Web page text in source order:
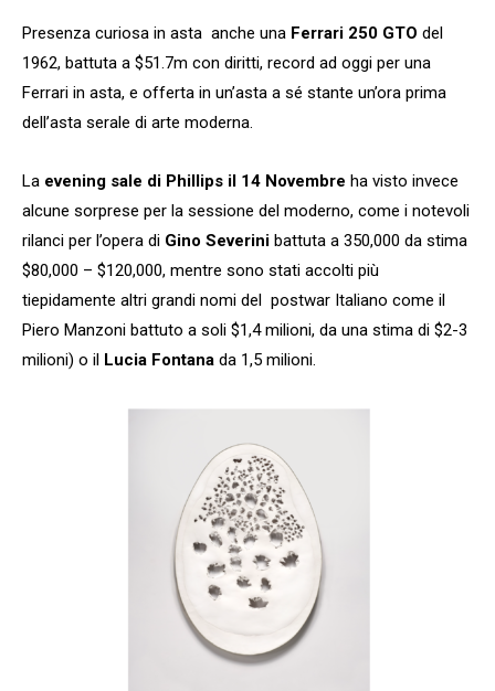
Presenza curiosa in asta anche una Ferrari 250 GTO del
1962, battuta a $51.7m con diritti, record ad oggi per una
Ferrari in asta, e offerta in un’asta a sé stante un’ora prima
dell’asta serale di arte moderna.
La evening sale di Phillips il 14 Novembre ha visto invece
alcune sorprese per la sessione del moderno, come i notevoli
rilanci per l’opera di Gino Severini battuta a 350,000 da stima
$80,000 – $120,000, mentre sono stati accolti più
tiepidamente altri grandi nomi del postwar Italiano come il
Piero Manzoni battuto a soli $1,4 milioni, da una stima di $2-3
milioni) o il Lucia Fontana da 1,5 milioni.